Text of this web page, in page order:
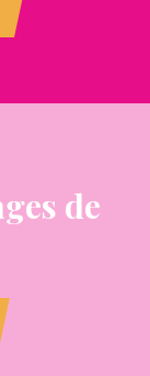
de